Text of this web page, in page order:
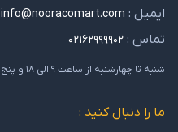
ایمیل : info@nooracomart.com
تماس : ۰۲۱۶۲۹۹۹۹۰۲
شنبه تا چهارشنبه از ساعت ۹ الی ۱۸ و پنج شنبه تا ۱۳
ما را دنبال کنید :